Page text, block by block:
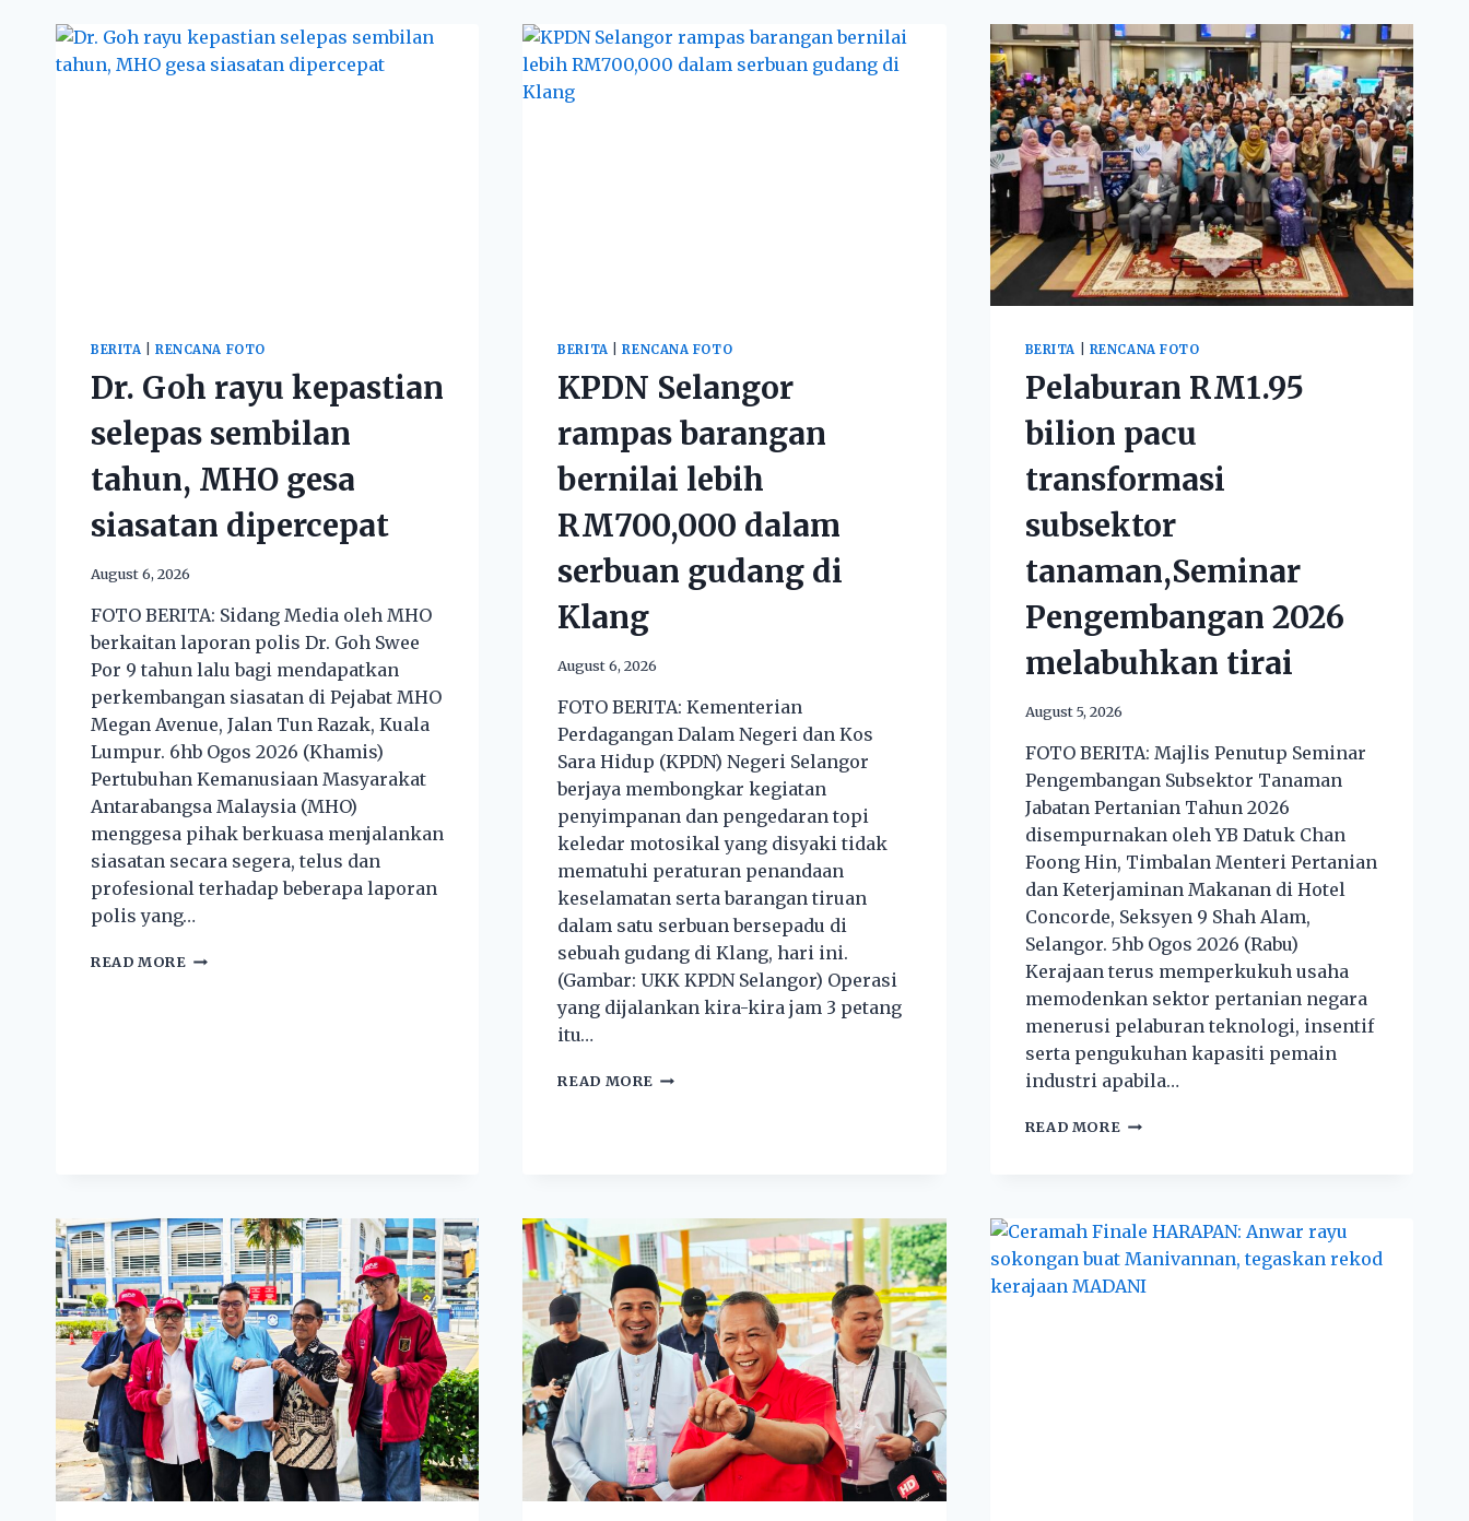
BERITA |RENCANA FOTO
Dr. Goh rayu kepastian
selepas sembilan
tahun, MHO gesa
siasatan dipercepat
August 6, 2026
FOTO BERITA: Sidang Media oleh MHO
berkaitan laporan polis Dr. Goh Swee
Por 9 tahun lalu bagi mendapatkan
perkembangan siasatan di Pejabat MHO
Megan Avenue, Jalan Tun Razak, Kuala
Lumpur. 6hb Ogos 2026 (Khamis)
Pertubuhan Kemanusiaan Masyarakat
Antarabangsa Malaysia (MHO)
menggesa pihak berkuasa menjalankan
siasatan secara segera, telus dan
profesional terhadap beberapa laporan
polis yang…
READ MORE
BERITA |RENCANA FOTO
KPDN Selangor
rampas barangan
bernilai lebih
RM700,000 dalam
serbuan gudang di
Klang
August 6, 2026
FOTO BERITA: Kementerian
Perdagangan Dalam Negeri dan Kos
Sara Hidup (KPDN) Negeri Selangor
berjaya membongkar kegiatan
penyimpanan dan pengedaran topi
keledar motosikal yang disyaki tidak
mematuhi peraturan penandaan
keselamatan serta barangan tiruan
dalam satu serbuan bersepadu di
sebuah gudang di Klang, hari ini.
(Gambar: UKK KPDN Selangor) Operasi
yang dijalankan kira-kira jam 3 petang
itu…
READ MORE
BERITA RENCANA FOTO
Pelaburan RM1.95
bilion pacu
transformasi
subsektor
tanaman,Seminar
Pengembangan 2026
melabuhkan tirai
August 5, 2026
FOTO BERITA: Majlis Penutup Seminar
Pengembangan Subsektor Tanaman
Jabatan Pertanian Tahun 2026
disempurnakan oleh YB Datuk Chan
Foong Hin, Timbalan Menteri Pertanian
dan Keterjaminan Makanan di Hotel
Concorde, Seksyen 9 Shah Alam,
Selangor. 5hb Ogos 2026 (Rabu)
Kerajaan terus memperkukuh usaha
memodenkan sektor pertanian negara
menerusi pelaburan teknologi, insentif
serta pengukuhan kapasiti pemain
industri apabila…
READ MORE